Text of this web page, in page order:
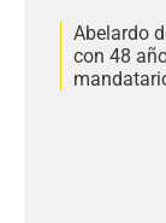
Abelardo
con 48